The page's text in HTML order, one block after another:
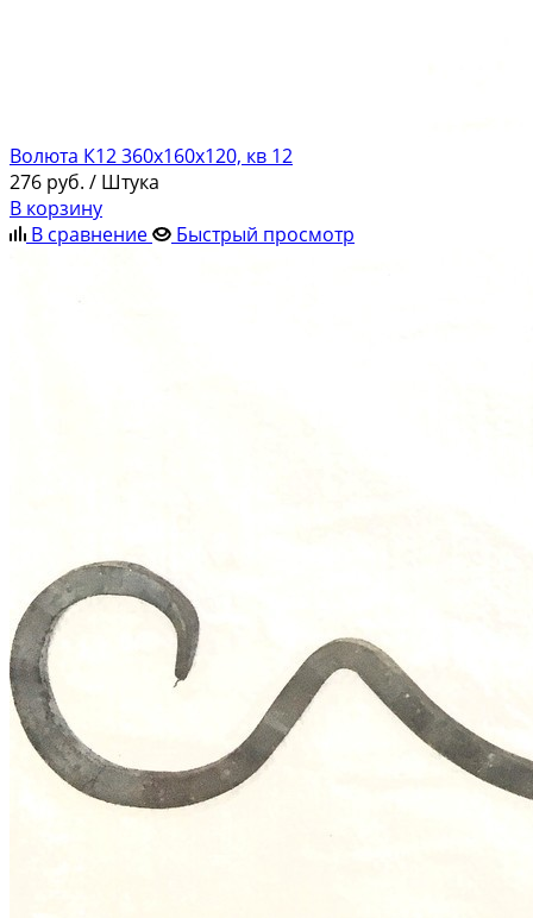
Волюта К12 360х160х120, кв 12
276 руб. / Штука
В корзину
В сравнение
Быстрый просмотр